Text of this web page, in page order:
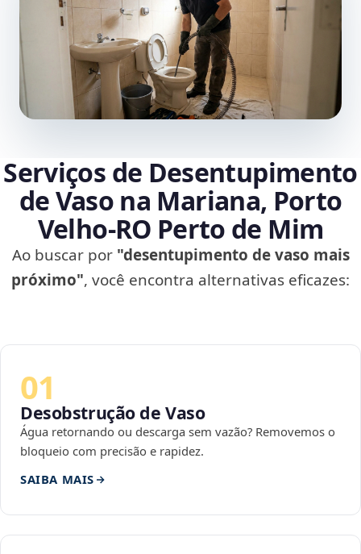
Serviços de Desentupimento
de Vaso na Mariana, Porto
Velho‑RO Perto de Mim
Ao buscar por "desentupimento de vaso mais
próximo", você encontra alternativas eficazes:
01
Desobstrução de Vaso
Água retornando ou descarga sem vazão? Removemos o
bloqueio com precisão e rapidez.
SAIBA MAIS